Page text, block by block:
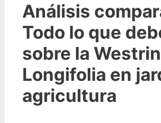
Análisis
Todo lo que
sobre la
Longifolia en
agricultura